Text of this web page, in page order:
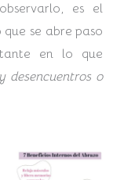
es el
se abre paso
en lo que
desencuentros o